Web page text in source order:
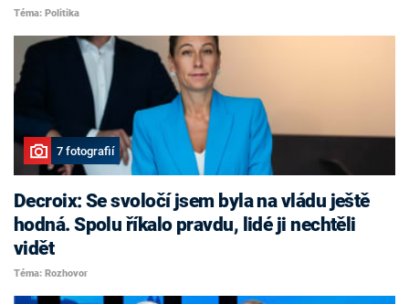
Téma: Politika
7 fotografií
Decroix: Se svoločí jsem byla na vládu ještě
hodná. Spolu říkalo pravdu, lidé ji nechtěli
vidět
Téma: Rozhovor